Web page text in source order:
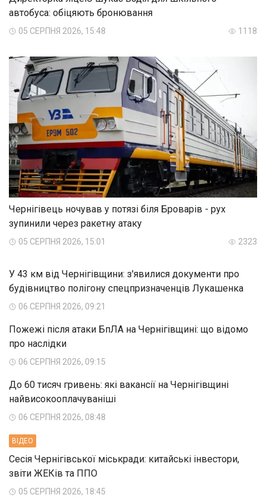
автобуса: обіцяють бронювання
05 СЕРПНЯ 2026, 15:48 1118
Чернігівець ночував у потязі біля Броварів - рух
зупинили через ракетну атаку
05 СЕРПНЯ 2026, 15:01 2323
У 43 км від Чернігівщини: з'явилися документи про
будівництво полігону спецпризначенців Лукашенка
06 СЕРПНЯ 2026, 09:21
Пожежі після атаки БпЛА на Чернігівщині: що відомо
про наслідки
06 СЕРПНЯ 2026, 09:15
До 60 тисяч гривень: які вакансії на Чернігівщині
найвисокооплачуваніші
06 СЕРПНЯ 2026, 08:48
ВIДЕО
Сесія Чернігівської міськради: китайські інвестори,
звіти ЖЕКів та ППО
05 СЕРПНЯ 2026, 18:45